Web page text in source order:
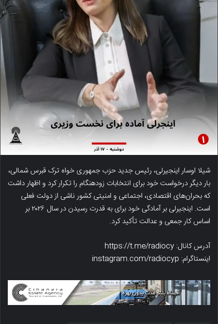
شیلا اوسار اینجیرلی، رئیس جدید حزب جمهوری خواه ترک قبرس شمالی،
بار دیگر درخواست خود برای انتخابات زودهنگام را تکرار کرد و اظهار داشت
که بحران‌های اقتصادی، اجتماعی و امنیتی کشور ناشی از دولت فعلی
است. اینجیرلی بر آمادگی خود برای به قدرت رسیدن در سال ۲۰۲۶ بر
اساس کار جمعی و عدالت تأکید کرد.
آدرس کانال: https://t.me/radiocy
اینستاگرام: instagram.com/radiocyp